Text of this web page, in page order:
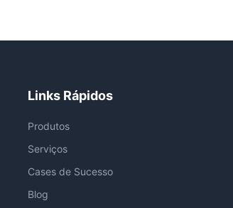
Links Rápidos
Produtos
Serviços
Cases de Sucesso
Blog